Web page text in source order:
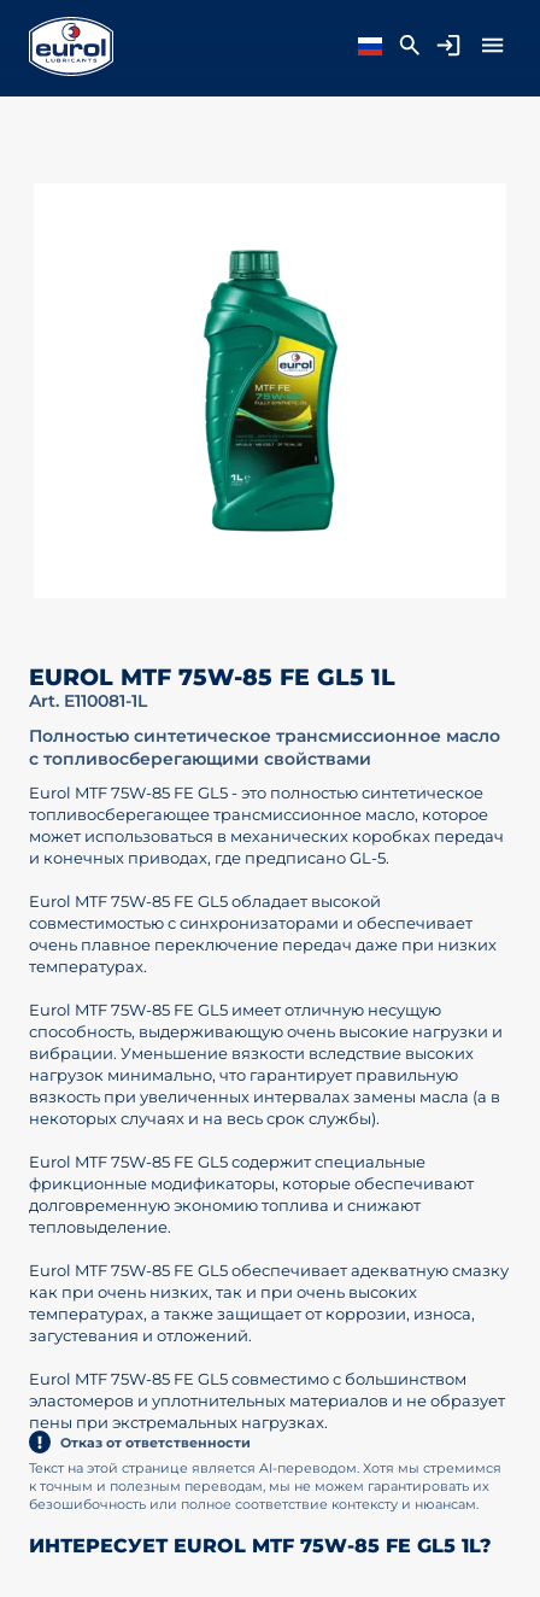
EUROL MTF 75W-85 FE GL5 1L
Art. E110081-1L
Полностью синтетическое трансмиссионное масло
с топливосберегающими свойствами
Eurol MTF 75W-85 FE GL5 - это полностью синтетическое
топливосберегающее трансмиссионное масло, которое
может использоваться в механических коробках передач
и конечных приводах, где предписано GL-5.
Eurol MTF 75W-85 FE GL5 обладает высокой
совместимостью с синхронизаторами и обеспечивает
очень плавное переключение передач даже при низких
температурах.
Eurol MTF 75W-85 FE GL5 имеет отличную несущую
способность, выдерживающую очень высокие нагрузки и
вибрации. Уменьшение вязкости вследствие высоких
нагрузок минимально, что гарантирует правильную
вязкость при увеличенных интервалах замены масла (а в
некоторых случаях и на весь срок службы).
Eurol MTF 75W-85 FE GL5 содержит специальные
фрикционные модификаторы, которые обеспечивают
долговременную экономию топлива и снижают
тепловыделение.
Eurol MTF 75W-85 FE GL5 обеспечивает адекватную смазку
как при очень низких, так и при очень высоких
температурах, а также защищает от коррозии, износа,
загустевания и отложений.
Eurol MTF 75W-85 FE GL5 совместимо с большинством
эластомеров и уплотнительных материалов и не образует
пены при экстремальных нагрузках.
Отказ от ответственности
Текст на этой странице является AI-переводом. Хотя мы стремимся
к точным и полезным переводам, мы не можем гарантировать их
безошибочность или полное соответствие контексту и нюансам.
ИНТЕРЕСУЕТ EUROL MTF 75W-85 FE GL5 1L?